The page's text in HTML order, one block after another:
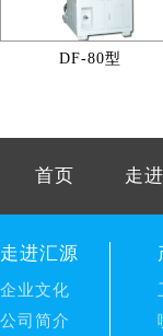
DF-80型
首页 走
走进汇源
企业文化
公司简介